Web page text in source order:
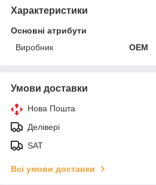
Характеристики
Основні атрибути
Виробник
OEM
Умови доставки
Нова Пошта
Делівері
SAT
Всі умови доставки